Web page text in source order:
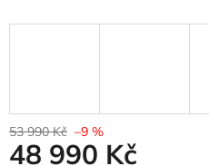
53 990 Kč –9 %
48 990 Kč